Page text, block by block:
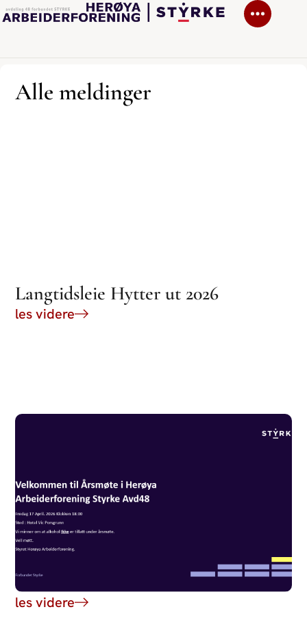
Alle meldinger
Langtidsleie Hytter ut 2026
les videre
les videre